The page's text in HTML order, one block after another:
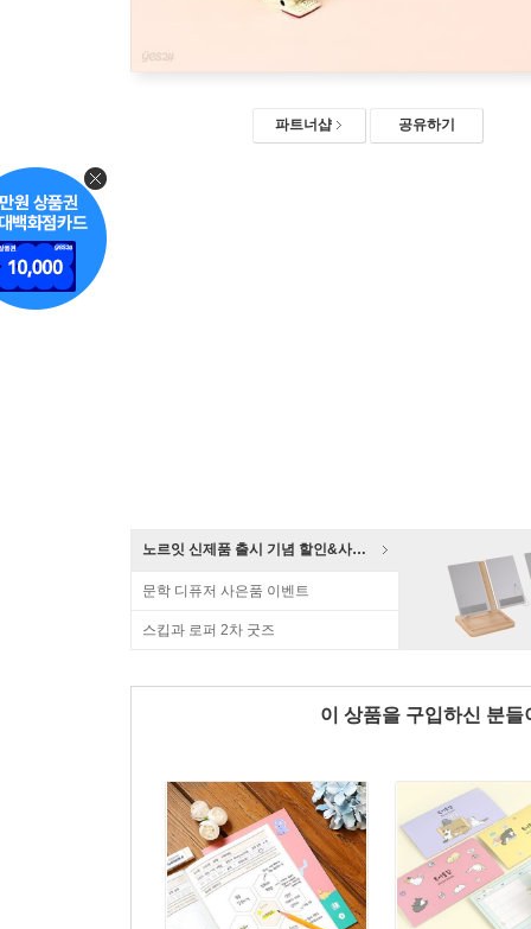
파트너샵 공유하기
노르잇 신제품 출시 기념 할인&사은품 증정!
문학 디퓨저 사은품 이벤트
스킵과 로퍼 2차 굿즈
이 상품을 구입하신 분